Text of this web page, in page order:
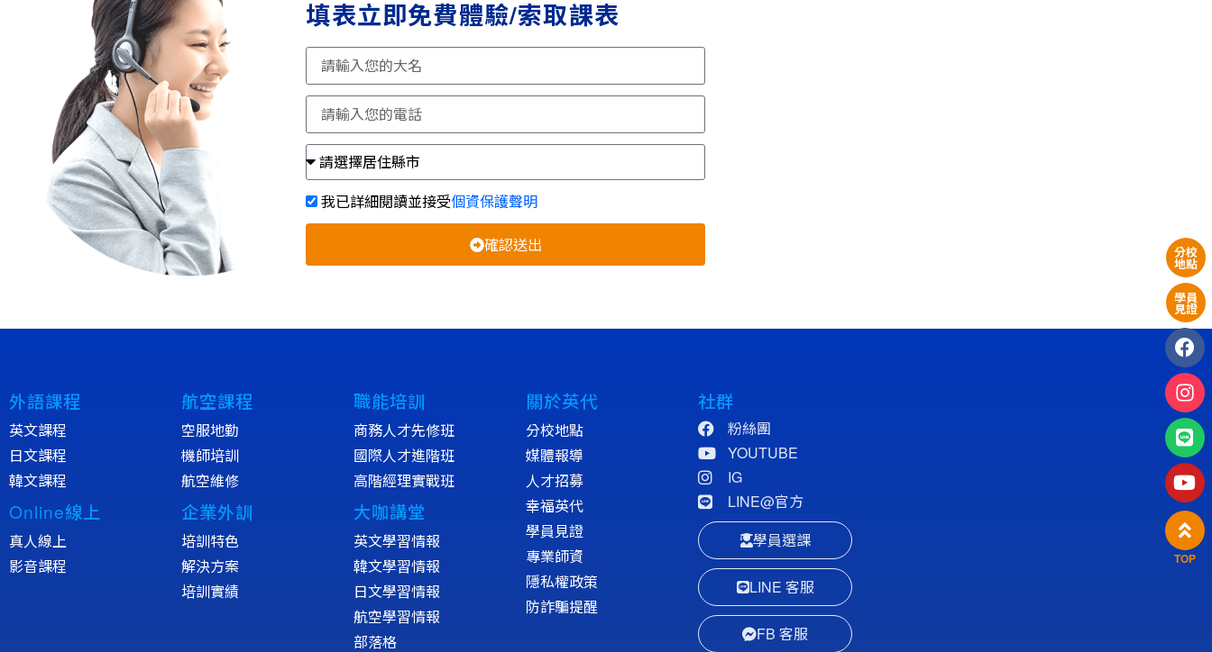
填表立即免費體驗/索取課表
我已詳細閱讀並接受個資保護聲明
確認送出
外語課程
英文課程
日文課程
韓文課程
Online線上
真人線上
影音課程
航空課程
空服地勤
機師培訓
航空維修
企業外訓
培訓特色
解決方案
培訓實績
職能培訓
商務人才先修班
國際人才進階班
高階經理實戰班
大咖講堂
英文學習情報
韓文學習情報
日文學習情報
航空學習情報
部落格
關於英代
分校地點
媒體報導
人才招募
幸福英代
學員見證
專業師資
隱私權政策
防詐騙提醒
社群
粉絲團
YOUTUBE
IG
LINE@官方
學員選課
LINE 客服
FB 客服
分校
地點
學員
見證
TOP